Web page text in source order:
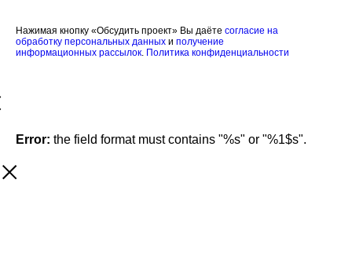
Нажимая кнопку «Обсудить проект» Вы даёте согласие на
обработку персональных данных и получение
информационных рассылок Политика конфиденциальности
Error: the field format must contains "%s" or "%1$s".